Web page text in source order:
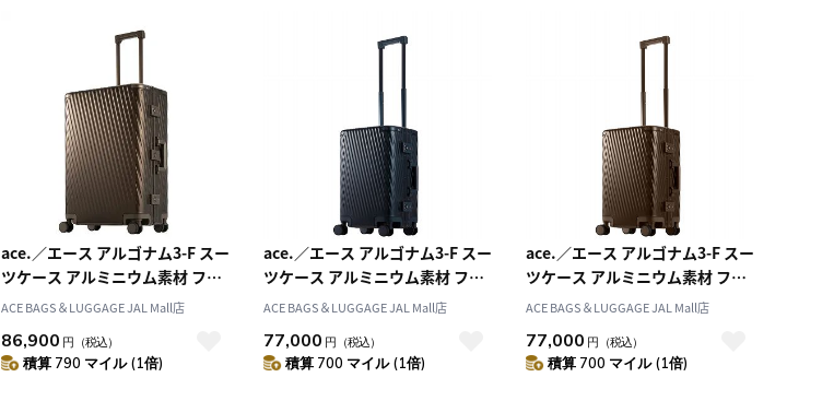
人気順
レビュー件数（多い
レビュー評価（高い
順）
価格（安い順）
価格（高い順）
ace.／エース アルゴナム3-F スー
ツケース アルミニウム素材 フレ
ームタイプ 73リットル 05502
ACE BAGS＆LUGGAGE JAL Mall店
86,900 円 （税込）
積算 790 マイル (1倍)
ace.／エース アルゴナム3-F スー
ツケース アルミニウム素材 フレ
ームタイプ 33リットル 機内持ち
ACE BAGS＆LUGGAGE JAL Mall店
77,000 円 （税込）
積算 700 マイル (1倍)
ace.／エース アルゴナム3-F スー
ツケース アルミニウム素材 フレ
ームタイプ 33リットル 機内持ち
ACE BAGS＆LUGGAGE JAL Mall店
77,000 円 （税込）
積算 700 マイル (1倍)